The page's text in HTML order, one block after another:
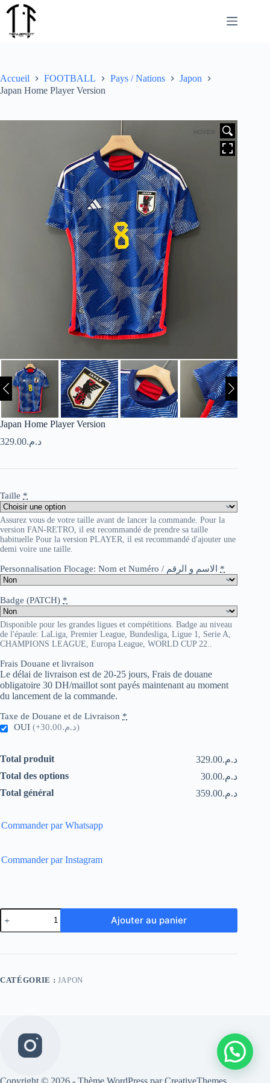
Passer
au
Accueil FOOTBALL Pays / Nations
Japon
Japan Home Player Version
HOVER
Japan Home Player Version
د.م.329.00
Taille *
Assurez vous de votre taille avant de lancer la commande. Pour la
version FAN-RETRO, il est recommandé de prendre sa taille
habituelle Pour la version PLAYER, il est recommandé d'ajouter une
demi voire une taille.
Personnalisation Flocage: Nom et Numéro / الاسم و الرقم *
Badge (PATCH) *
Disponible pour les grandes ligues et compétitions. Badge au niveau
de l'épaule: LaLiga, Premier League, Bundesliga, Ligue 1, Serie A,
CHAMPIONS LEAGUE, Europa League, WORLD CUP 22..
Frais Douane et livraison
Le délai de livraison est de 20-25 jours, Frais de douane
obligatoire 30 DH/maillot sont payés maintenant au moment
du lancement de la commande.
Taxe de Douane et de Livraison *
OUI
(+د.م.30.00)
Total produit
د.م.329.00
Total des options
د.م.30.00
Total général
د.م.359.00
Commander par Whatsapp
Commander par Instagram
quantité
de
Japan
Player
Ajouter au panier
CATÉGORIE : JAPON
Copyright © 2026 - Thème WordPress parCreativeThemes